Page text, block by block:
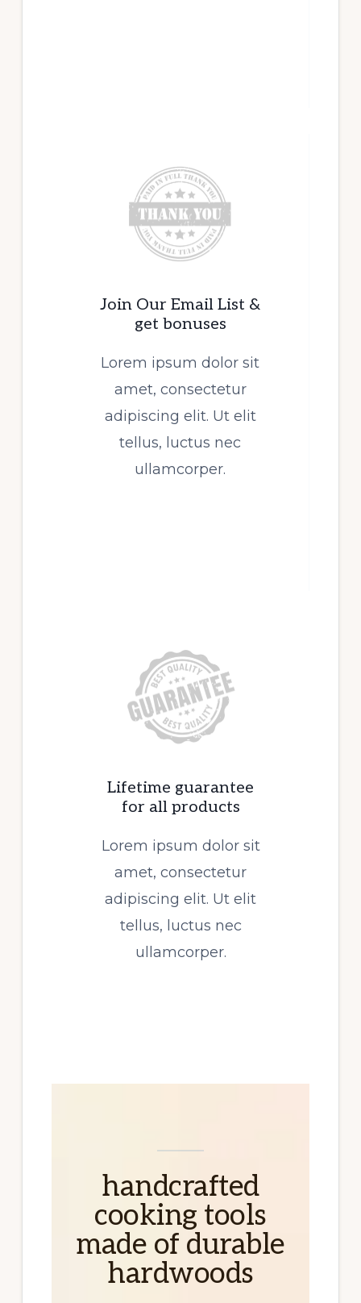
Join Our Email List &
get bonuses
Lorem ipsum dolor sit
amet, consectetur
adipiscing elit. Ut elit
tellus, luctus nec
ullamcorper.
Lifetime guarantee
for all products
Lorem ipsum dolor sit
amet, consectetur
adipiscing elit. Ut elit
tellus, luctus nec
ullamcorper.
handcrafted
cooking tools
made of durable
hardwoods